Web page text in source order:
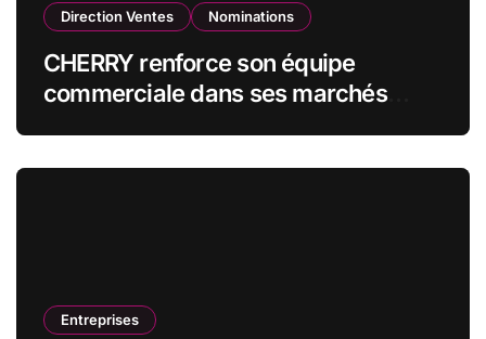
Direction Ventes Nominations
CHERRY renforce son équipe
commerciale dans ses marchés
Entreprises